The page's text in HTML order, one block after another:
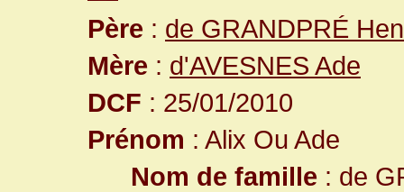
Père : de GRANDPRÉ
Mère : d'AVESNES Ade
DCF : 25/01/2010
Prénom : Alix Ou Ade
Nom de famille : de